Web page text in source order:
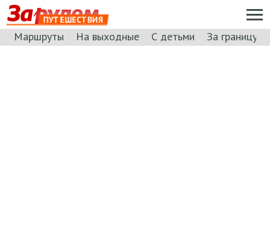
ПУТЕШЕСТВИЯ
Маршруты На выходные С детьми За границу